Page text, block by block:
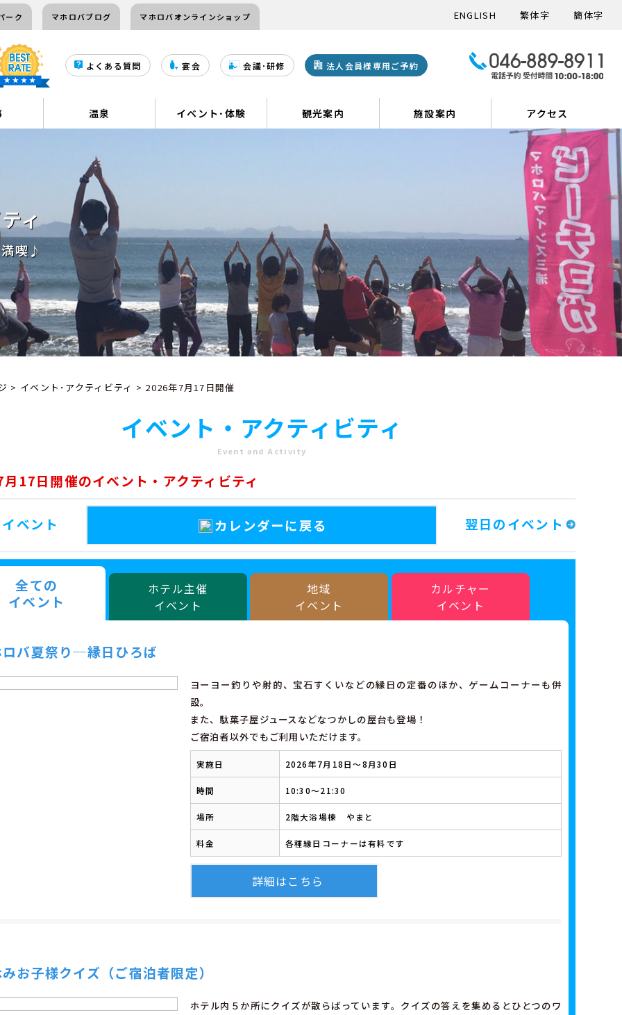
ーク マホロバブログ マホロバオンラインショップ ENGLISH 繁体字 簡体字
よくある質問 宴会 会議･研修 法人会員様専用ご予約
温泉 イベント･体験 観光案内 施設案内 アクセス
ィ
喫♪
> イベント･アクティビティ > 2026年7月17日開催
イベント・アクティビティ
Event and Activity
17日開催のイベント・アクティビティ
ベント カレンダーに戻る 翌日のイベント
全ての
イベント
ホテル主催
イベント
地域
イベント
カルチャー
イベント
バ夏祭り─縁日ひろば
ヨーヨー釣りや射的、宝石すくいなどの縁日の定番のほか、ゲームコーナーも併
設。
また、駄菓子屋ジュースなどなつかしの屋台も登場！
ご宿泊者以外でもご利用いただけます。
実施日 2026年7月18日～8月30日
時間 10:30～21:30
場所 2階大浴場棟 やまと
料金 各種縁日コーナーは有料です
詳細はこちら
お子様クイズ（ご宿泊者限定）
ホテル内５か所にクイズが散らばっています。クイズの答えを集めるとひとつのワ